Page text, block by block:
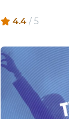
4.4 / 5